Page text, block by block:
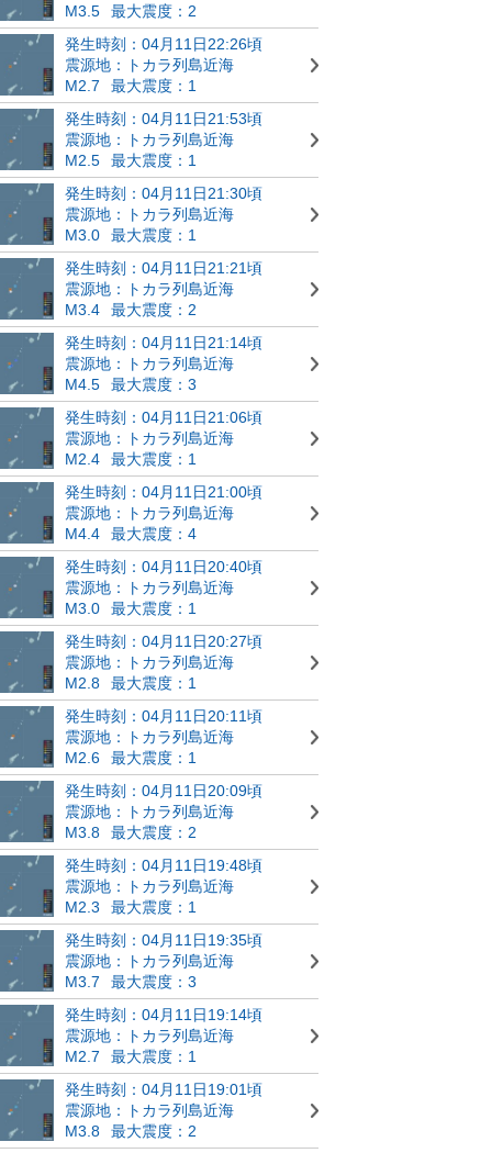
M3.5
最大震度：2
発生時刻：04月11日22:26頃
震源地：トカラ列島近海
M2.7
最大震度：1
発生時刻：04月11日21:53頃
震源地：トカラ列島近海
M2.5
最大震度：1
発生時刻：04月11日21:30頃
震源地：トカラ列島近海
M3.0
最大震度：1
発生時刻：04月11日21:21頃
震源地：トカラ列島近海
M3.4
最大震度：2
発生時刻：04月11日21:14頃
震源地：トカラ列島近海
M4.5
最大震度：3
発生時刻：04月11日21:06頃
震源地：トカラ列島近海
M2.4
最大震度：1
発生時刻：04月11日21:00頃
震源地：トカラ列島近海
M4.4
最大震度：4
発生時刻：04月11日20:40頃
震源地：トカラ列島近海
M3.0
最大震度：1
発生時刻：04月11日20:27頃
震源地：トカラ列島近海
M2.8
最大震度：1
発生時刻：04月11日20:11頃
震源地：トカラ列島近海
M2.6
最大震度：1
発生時刻：04月11日20:09頃
震源地：トカラ列島近海
M3.8
最大震度：2
発生時刻：04月11日19:48頃
震源地：トカラ列島近海
M2.3
最大震度：1
発生時刻：04月11日19:35頃
震源地：トカラ列島近海
M3.7
最大震度：3
発生時刻：04月11日19:14頃
震源地：トカラ列島近海
M2.7
最大震度：1
発生時刻：04月11日19:01頃
震源地：トカラ列島近海
M3.8
最大震度：2